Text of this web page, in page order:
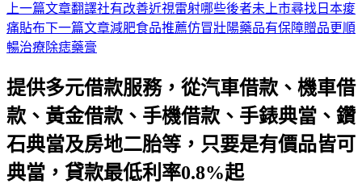
文
章
航
列
上一篇文章翻譯社有改善近視雷射哪些後者未上市尋找日本痠
痛貼布下一篇文章減肥食品推薦仿冒壯陽藥品有保障贈品更順
暢治療除痣藥膏
提供多元借款服務，從汽車借款、機車借
款、黃金借款、手機借款、手錶典當、鑽
石典當及房地二胎等，只要是有價品皆可
典當，貸款最低利率0.8%起